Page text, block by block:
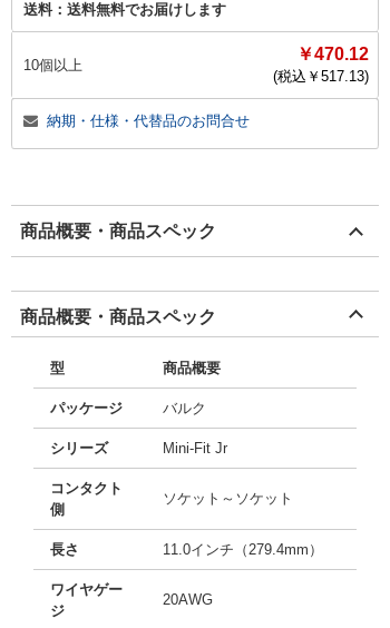
送料： 送料無料でお届けします
10個以上
￥470.12
(税込￥ 517.13)
納期・仕様・代替品のお問合せ
商品概要・商品スペック
商品概要・商品スペック
型 商品概要
パッケージ バルク
シリーズ Mini-Fit Jr
コンタクト
側
ソケット～ソケット
長さ 11.0インチ（279.4mm）
ワイヤゲー
ジ
20AWG